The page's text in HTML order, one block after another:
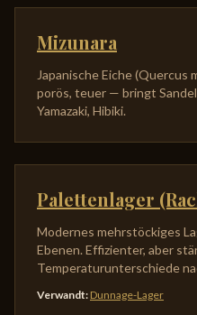
Mizunara
Japanische Eiche (Quercus
porös, teuer — bringt
Yamazaki, Hibiki.
Palettenlager
Modernes mehrstöckiges
Ebenen. Effizienter, aber
Temperaturunterschiede
Verwandt: Dunnage-Lager